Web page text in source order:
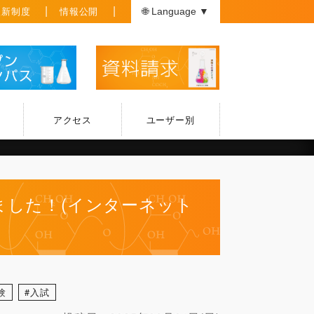
制度 情報公開 🌐 Language ▼
アクセス ユーザー別
た！(インターネット
入試